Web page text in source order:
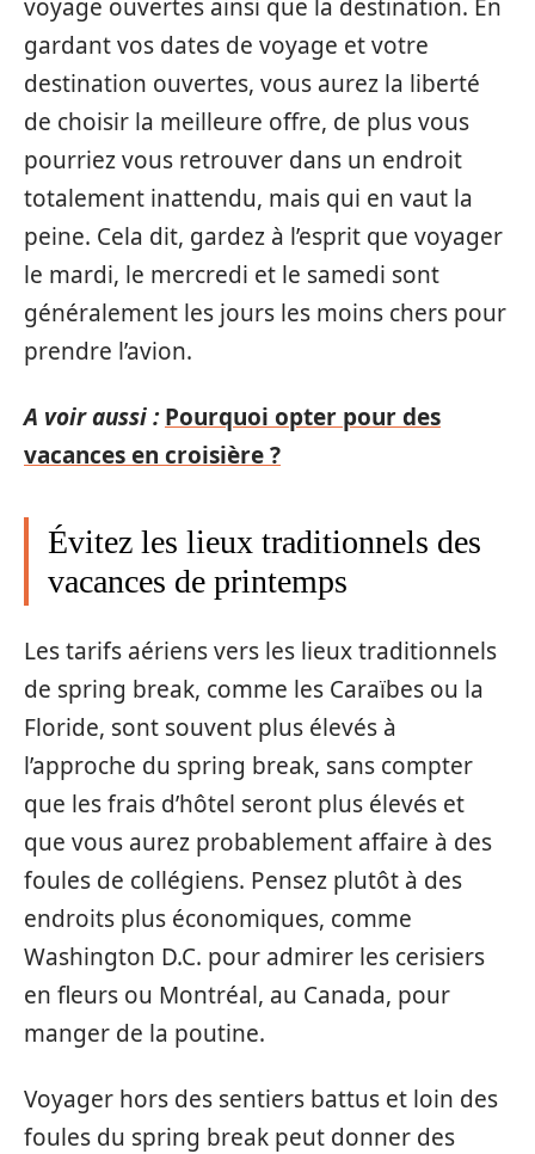
voyage ouvertes ainsi que la destination. En
gardant vos dates de voyage et votre
destination ouvertes, vous aurez la liberté
de choisir la meilleure offre, de plus vous
pourriez vous retrouver dans un endroit
totalement inattendu, mais qui en vaut la
peine. Cela dit, gardez à l’esprit que voyager
le mardi, le mercredi et le samedi sont
généralement les jours les moins chers pour
prendre l’avion.
A voir aussi : Pourquoi opter pour des
vacances en croisière ?
Évitez les lieux traditionnels des
vacances de printemps
Les tarifs aériens vers les lieux traditionnels
de spring break, comme les Caraïbes ou la
Floride, sont souvent plus élevés à
l’approche du spring break, sans compter
que les frais d’hôtel seront plus élevés et
que vous aurez probablement affaire à des
foules de collégiens. Pensez plutôt à des
endroits plus économiques, comme
Washington D.C. pour admirer les cerisiers
en fleurs ou Montréal, au Canada, pour
manger de la poutine.
Voyager hors des sentiers battus et loin des
foules du spring break peut donner des